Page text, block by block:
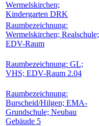
Wermelskirchen;
Kindergarten DRK
Raumbezeichnung:
Wermelskirchen; Realschule;
EDV-Raum
Raumbezeichnung: GL;
VHS; EDV-Raum 2.04
Raumbezeichnung:
Burscheid/Hilgen; EMA-
Grundschule; Neubau
Gebäude 5